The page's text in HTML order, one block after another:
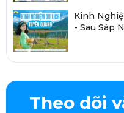
Kinh
- Sau Sáp
Theo dõi